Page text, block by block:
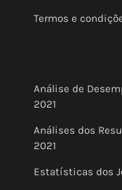
Termos e
Análise de
2021
Análises dos
2021
Estatísticas dos